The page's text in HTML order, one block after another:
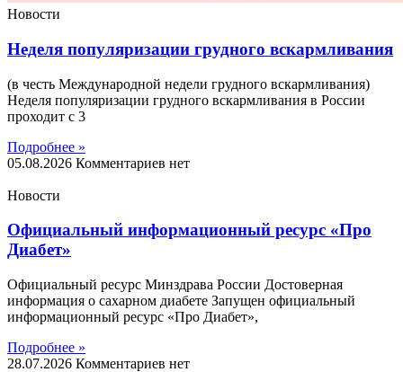
Новости
Неделя популяризации грудного вскармливания
(в честь Международной недели грудного вскармливания)
Неделя популяризации грудного вскармливания в России
проходит с 3
Подробнее »
05.08.2026 Комментариев нет
Новости
Официальный информационный ресурс «Про
Диабет»
Официальный ресурс Минздрава России Достоверная
информация о сахарном диабете Запущен официальный
информационный ресурс «Про Диабет»,
Подробнее »
28.07.2026 Комментариев нет